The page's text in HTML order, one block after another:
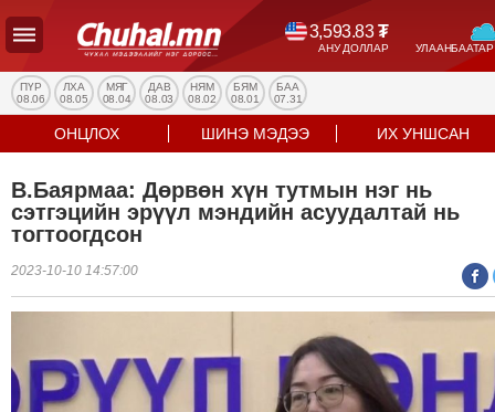
3,593.83₮
АНУ ДОЛЛАР
УЛС
ТӨР
НИЙГЭМ
ЭРҮҮЛ
МЭНД
ENTERTAINMENT
МЭДЭЭ
БИЗНЕС
ПҮР
08.06
ЛХА
08.05
МЯГ
08.04
ДАВ
08.03
НЯМ
08.02
БЯМ
08.01
БАА
07.31
ОНЦЛОХ ШИНЭ МЭДЭЭ ИХ УНШСАН
В.Баярмаа: Дөрвөн хүн тутмын нэг нь
сэтгэцийн эрүүл мэндийн асуудалтай нь
тогтоогдсон
2023-10-10 14:57:00